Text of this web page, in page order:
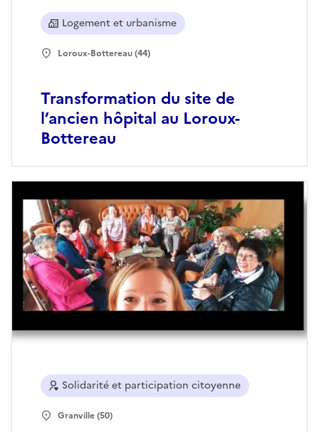
Transformation du site de
l’ancien hôpital au Loroux-
Bottereau
Logement et urbanisme
Loroux-Bottereau (44)
Solidarité et participation citoyenne
Granville (50)